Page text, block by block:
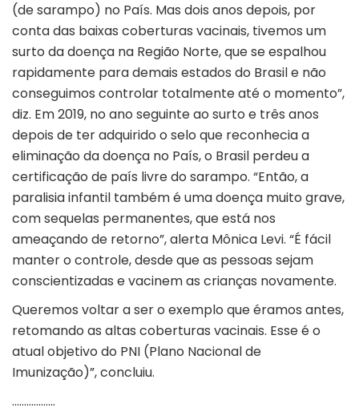
(de sarampo) no País. Mas dois anos depois, por
conta das baixas coberturas vacinais, tivemos um
surto da doença na Região Norte, que se espalhou
rapidamente para demais estados do Brasil e não
conseguimos controlar totalmente até o momento”,
diz. Em 2019, no ano seguinte ao surto e três anos
depois de ter adquirido o selo que reconhecia a
eliminação da doença no País, o Brasil perdeu a
certificação de país livre do sarampo. “Então, a
paralisia infantil também é uma doença muito grave,
com sequelas permanentes, que está nos
ameaçando de retorno”, alerta Mônica Levi. “É fácil
manter o controle, desde que as pessoas sejam
conscientizadas e vacinem as crianças novamente.
Queremos voltar a ser o exemplo que éramos antes,
retomando as altas coberturas vacinais. Esse é o
atual objetivo do PNI (Plano Nacional de
Imunização)”, concluiu.
………………